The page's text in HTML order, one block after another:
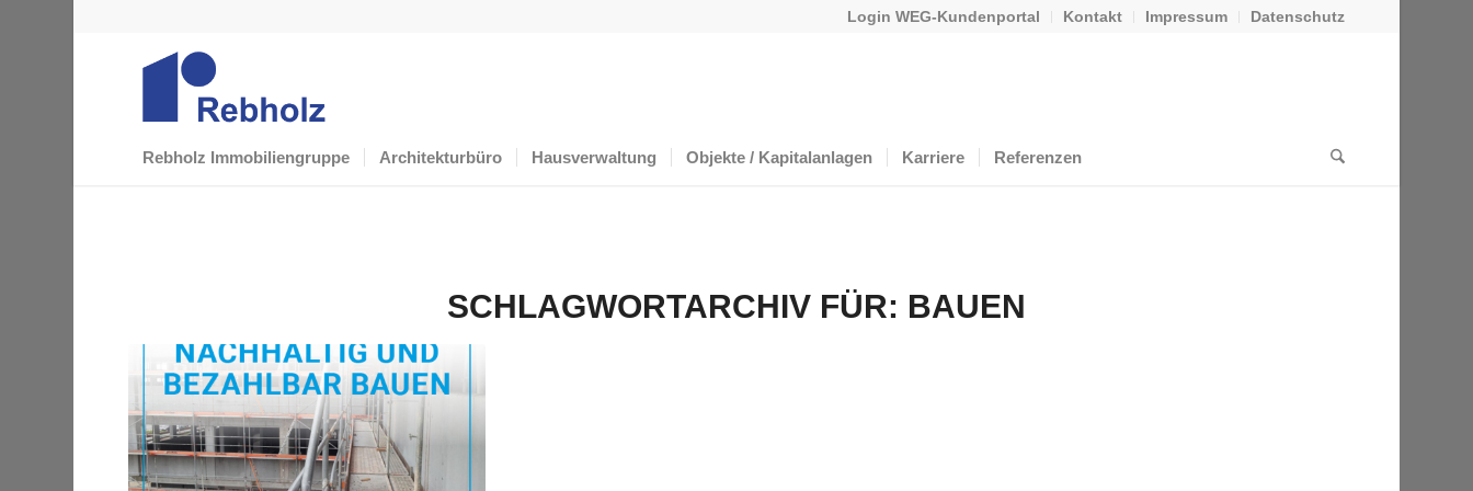
Login WEG-Kundenportal Kontakt Impressum Datenschutz
Rebholz Immobiliengruppe Architekturbüro Hausverwaltung Objekte / Kapitalanlagen Karriere Referenzen
SCHLAGWORTARCHIV FÜR: BAUEN